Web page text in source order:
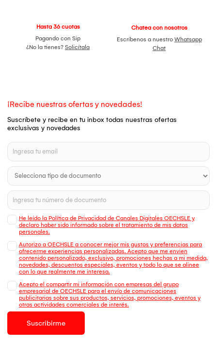
Hasta 36 cuotas
Pagando con Sip
¿No la tienes? Solicítala
Chatea con nosotros
Escríbenos a nuestro Whatsapp
Chat
¡Recibe nuestras ofertas y novedades!
Suscríbete y recibe en tu inbox todas nuestras ofertas
exclusivas y novedades
He leído la Política de Privacidad de Canales Digitales OECHSLE y
declaro haber sido informado sobre el tratamiento de mis datos
personales.
Autorizo a OECHSLE a conocer mejor mis gustos y preferencias para
ofrecerme experiencias personalizadas. Acepto que me envien
contenido personalizado, exclusivo, promociones hechas a mi medida,
novedades, descuentos especiales, eventos y todo lo que se alinee
con lo que realmente me interesa.
Acepto el compartir mi información con empresas del grupo
empresarial de OECHSLE para el envío de comunicaciones
publicitarias sobre sus productos, servicios, promociones, eventos y
otras actividades comerciales de interés.
Suscribirme